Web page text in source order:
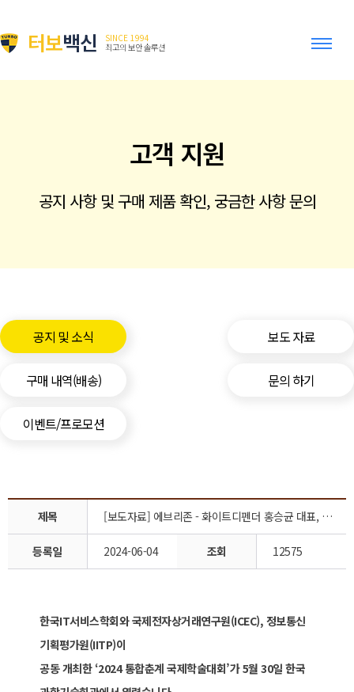
터보백신
SINCE 1994
최고의 보안 솔루션
고객 지원
공지 사항 및 구매 제품 확인, 궁금한 사항 문의
공지 및 소식 보도 자료
구매 내역(배송) 문의 하기
이벤트/프로모션
제목 [보도자료] 에브리존 - 화이트디펜더 홍승균 대표, 한국 IT 서비스 학회 기업인 공로상 수상
등록일 2024-06-04 조회 12575
한국IT서비스학회와 국제전자상거래연구원(ICEC), 정보통신
기획평가원(IITP)이
공동 개최한 ‘2024 통합춘계 국제학술대회’가 5월 30일 한국